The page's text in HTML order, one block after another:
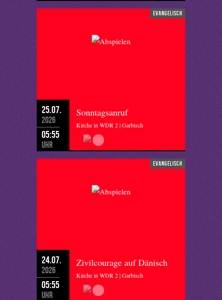
evangelisch
25.07.
2026
05:55
Uhr
Sonntagsanruf
Kirche in WDR 2 | Garbisch
evangelisch
24.07.
2026
05:55
Uhr
Zivilcourage auf Dänisch
Kirche in WDR 2 | Garbisch